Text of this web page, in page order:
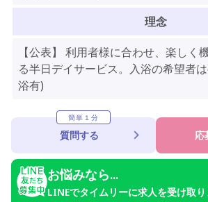
理念
【公表】 利用者様に合わせ、楽しく
る半日デイサービス。入浴の希望者
浴有)
簡単１分
質問する 応
お悩みなら...
LINEでタイムリーに求人を受け取り